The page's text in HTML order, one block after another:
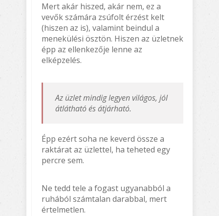
Mert akár hiszed, akár nem, ez a
vevők számára zsúfolt érzést kelt
(hiszen az is), valamint beindul a
menekülési ösztön. Hiszen az üzletnek
épp az ellenkezője lenne az
elképzelés.
Az üzlet mindig legyen világos, jól
átlátható és átjárható.
Épp ezért soha ne keverd össze a
raktárat az üzlettel, ha teheted egy
percre sem.
Ne tedd tele a fogast ugyanabból a
ruhából számtalan darabbal, mert
értelmetlen.